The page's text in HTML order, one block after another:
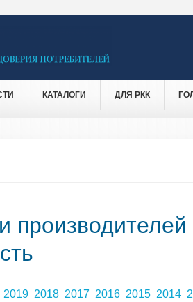
КАТАЛОГИ ДЛЯ РКК
2019 2018 2017 2016 2015 2014